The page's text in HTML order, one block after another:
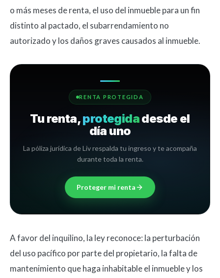
o más meses de renta, el uso del inmueble para un fin
distinto al pactado, el subarrendamiento no
autorizado y los daños graves causados al inmueble.
RENTA PROTEGIDA
Tu renta,protegidadesde el
día uno
La póliza jurídica de Liv respalda tu ingreso y te acompaña
durante toda la renta.
Proteger mi renta
A favor del inquilino, la ley reconoce: la perturbación
del uso pacífico por parte del propietario, la falta de
mantenimiento que haga inhabitable el inmueble y los